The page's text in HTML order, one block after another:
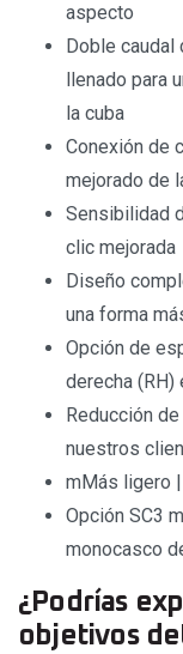
aspecto
Doble
llenado para
la cuba
Conexión de
mejorado de
Sensibilidad
clic mejorada
Diseño
una forma
Opción de
derecha (RH)
Reducción
nuestros
mMás ligero
Opción SC3
monocasco
¿Podrías
objetivos